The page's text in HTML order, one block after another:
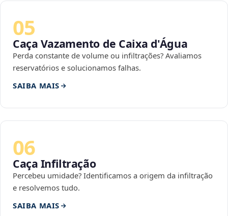
05
Caça Vazamento de Caixa d'Água
Perda constante de volume ou infiltrações? Avaliamos
reservatórios e solucionamos falhas.
SAIBA MAIS
06
Caça Infiltração
Percebeu umidade? Identificamos a origem da infiltração
e resolvemos tudo.
SAIBA MAIS